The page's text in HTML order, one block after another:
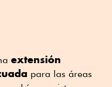
extensión
para las áreas